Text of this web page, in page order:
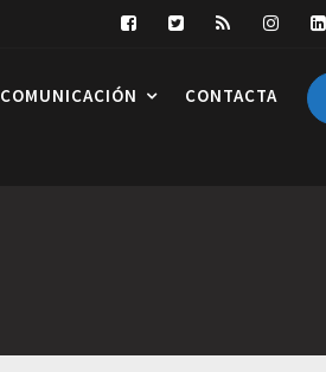
COMUNICACIÓN CONTACTA